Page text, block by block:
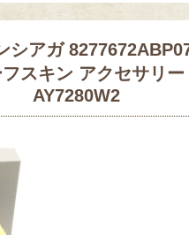
シアガ
スキン アクセサリ
AY7280W2